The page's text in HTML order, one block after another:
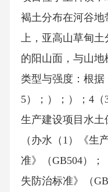
褐土分布在河谷地
上，亚高山草甸土
的阳山面，与山
类型与强度：根据
5）；）；）；4
生产建设项目水土
（办水（1）《生
准》（GB504）
失防治标准》（